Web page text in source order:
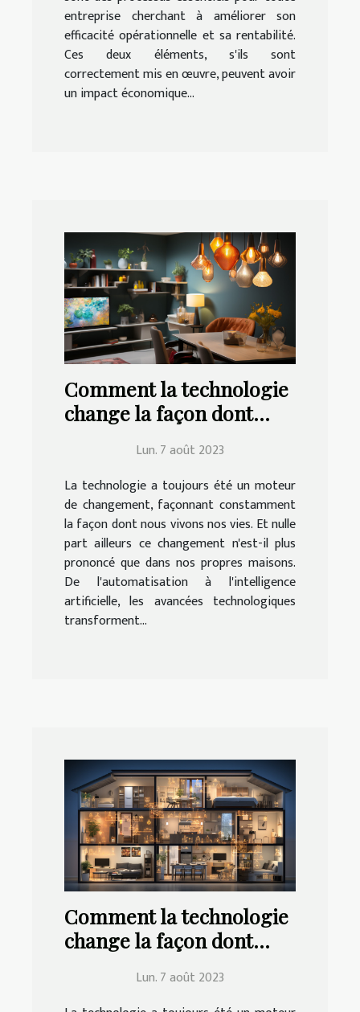
entreprise cherchant à améliorer son
efficacité opérationnelle et sa rentabilité.
Ces deux éléments, s'ils sont
correctement mis en œuvre, peuvent avoir
un impact économique...
Comment la technologie
change la façon dont
Lun. 7 août 2023
La technologie a toujours été un moteur
de changement, façonnant constamment
la façon dont nous vivons nos vies. Et nulle
part ailleurs ce changement n'est-il plus
prononcé que dans nos propres maisons.
De l'automatisation à l'intelligence
artificielle, les avancées technologiques
transforment...
Comment la technologie
change la façon dont
Lun. 7 août 2023